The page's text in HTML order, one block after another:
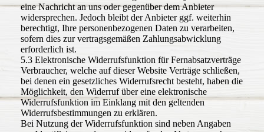
eine Nachricht an uns oder gegenüber dem Anbieter
widersprechen. Jedoch bleibt der Anbieter ggf. weiterhin
berechtigt, Ihre personenbezogenen Daten zu verarbeiten,
sofern dies zur vertragsgemäßen Zahlungsabwicklung
erforderlich ist.
5.3 Elektronische Widerrufsfunktion für Fernabsatzverträge
Verbraucher, welche auf dieser Website Verträge schließen,
bei denen ein gesetzliches Widerrufsrecht besteht, haben die
Möglichkeit, den Widerruf über eine elektronische
Widerrufsfunktion im Einklang mit den geltenden
Widerrufsbestimmungen zu erklären.
Bei Nutzung der Widerrufsfunktion sind neben Angaben